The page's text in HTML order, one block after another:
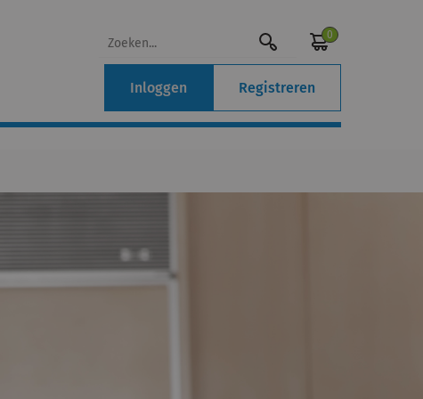
0
Inloggen Registreren